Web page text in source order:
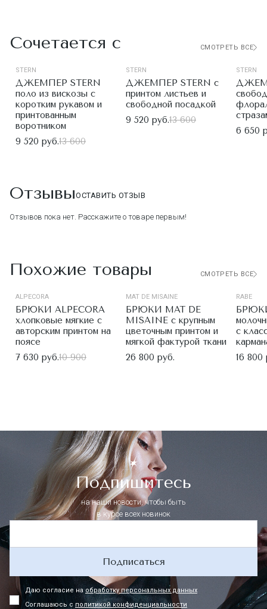
Сочетается с СМОТРЕТЬ ВСЕ
STERN
ДЖЕМПЕР STERN
поло из вискозы с
коротким рукавом и
принтованным
воротником
9 520 руб.13 600
STERN
ДЖЕМПЕР STERN с
принтом листьев и
свободной посадкой
9 520 руб.13 600
STERN
6 650
ОтзывыОСТАВИТЬ ОТЗЫВ
Отзывов пока нет. Расскажите о товаре первым!
Похожие товары СМОТРЕТЬ ВСЕ
ALPECORA
БРЮКИ ALPECORA
хлопковые мягкие с
авторским принтом на
поясе
7 630 руб.10 900
MAT DE MISAINE
БРЮКИ MAT DE
MISAINE с крупным
цветочным принтом и
мягкой фактурой ткани
26 800 руб.
RABE
с
16 800
Подпишитесь
на наши новости, чтобы быть
в курсе всех новинок
Подписаться
Даю согласие наобработку персональных данных
Соглашаюсь с политикой конфиденциальности